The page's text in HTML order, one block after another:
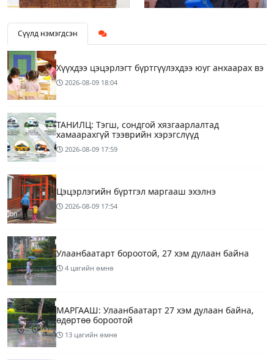
Сүүлд нэмэгдсэн
Хүүхдээ цэцэрлэгт бүртгүүлэхдээ юуг анхаарах вэ
2026-08-09 18:04
ТАНИЛЦ: Тэгш, сондгой хязгаарлалтад
хамаарахгүй тээврийн хэрэгслүүд
2026-08-09 17:59
Цэцэрлэгийн бүртгэл маргааш эхэлнэ
2026-08-09 17:54
Улаанбаатарт бороотой, 27 хэм дулаан байна
4 цагийн өмнө
МАРГААШ: Улаанбаатарт 27 хэм дулаан байна,
өдөртөө бороотой
13 цагийн өмнө